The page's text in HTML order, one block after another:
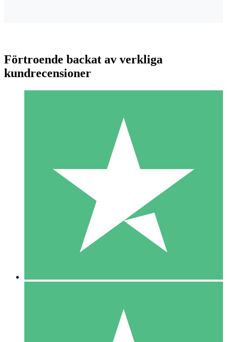
Individuella Kreditpaket
Betala per användning med nedladdningskrediter. Inget
1 Nedladdningar
10 00
10 Nedladdningar
20 00
Förtroende backat av verkliga
kundrecensioner